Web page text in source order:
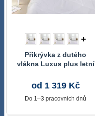
+
Přikrývka z dutého
vlákna Luxus plus letní
od 1 319 Kč
Do 1–3 pracovních dnů